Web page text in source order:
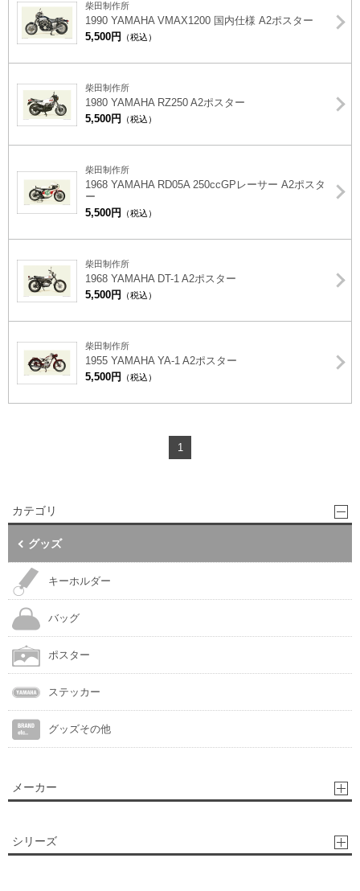
柴田制作所
1990 YAMAHA VMAX1200 国内仕様 A2ポスター
5,500円
（税込）
柴田制作所
1980 YAMAHA RZ250 A2ポスター
5,500円
（税込）
柴田制作所
1968 YAMAHA RD05A 250ccGPレーサー A2ポスタ
ー
5,500円
（税込）
柴田制作所
1968 YAMAHA DT-1 A2ポスター
5,500円
（税込）
柴田制作所
1955 YAMAHA YA-1 A2ポスター
5,500円
（税込）
1
カテゴリ
グッズ
キーホルダー
バッグ
ポスター
ステッカー
グッズその他
メーカー
シリーズ